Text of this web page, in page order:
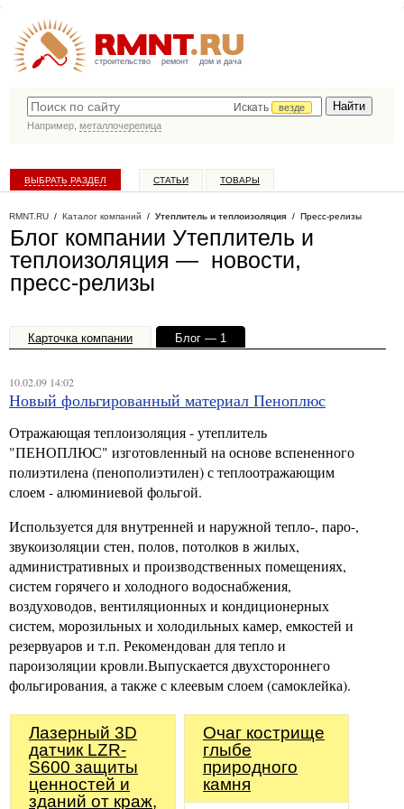
строительство ремонт дом и дача
Искать
везде
Например, металлочерепица
ВЫБРАТЬ РАЗДЕЛ СТАТЬИ ТОВАРЫ
RMNT.RU / Каталог компаний / Утеплитель и теплоизоляция / Пресс-релизы
Блог компании Утеплитель и
теплоизоляция — новости,
пресс-релизы
Карточка компании
Блог — 1
10.02.09 14:02
Новый фольгированный материал Пеноплюс
Отражающая теплоизоляция - утеплитель
"ПЕНОПЛЮС" изготовленный на основе вспененного
полиэтилена (пенополиэтилен) с теплоотражающим
слоем - алюминиевой фольгой.
Используется для внутренней и наружной тепло-, паро-,
звукоизоляции стен, полов, потолков в жилых,
административных и производственных помещениях,
систем горячего и холодного водоснабжения,
воздуховодов, вентиляционных и кондиционерных
систем, морозильных и холодильных камер, емкостей и
резервуаров и т.п. Рекомендован для тепло и
пароизоляции кровли.Выпускается двухстороннего
фольгирования, а также с клеевым слоем (самоклейка).
Лазерный 3D
датчик LZR-
S600 защиты
ценностей и
зданий от краж,
Очаг кострище
глыбе
природного
камня